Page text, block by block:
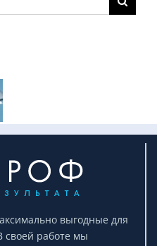
выгодные для
работе мы
опыт и
Все это делает
нашимКлиентам